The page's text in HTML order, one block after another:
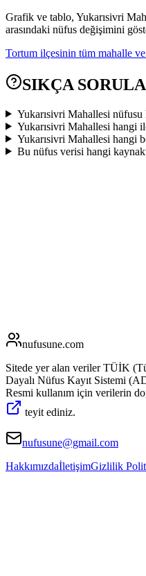
Grafik ve tablo, Yukarısivri
arasındaki nüfus değişimini
Tortum ilçesinin tüm mahalle
SIKÇA
Yukarısivri Mahallesi nüfusu
Yukarısivri Mahallesi hangi
Yukarısivri Mahallesi hangi
Bu nüfus verisi hangi
nufusune.com
Sitede yer alan veriler TÜİK
Dayalı Nüfus Kayıt Sistemi
Resmi kullanım için verilerin
teyit ediniz.
nufusune@gmail.com
HakkımızdaİletişimGizlilik